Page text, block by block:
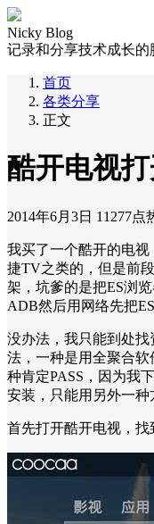
Nicky Blog
记录和分享技术成长的
首页
各类分享
正文
酷开电视
2014年6月3日 11277点
我买了一个酷开的电
捷TV之类的，但是前
架，坑爹的是把ES浏
ADB然后用网络先把
没办法，我只能到处
法，一种是用全聚合
种肯定PASS，因为我
安装，只能用另外一种
首先打开酷开电视，找